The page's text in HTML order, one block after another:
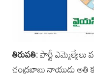
తిరుపతి: పార్టీ
చంద్రబాబు నాయుడు అతి